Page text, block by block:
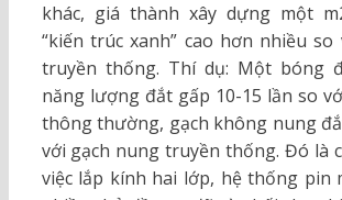
khác, giá thành xây dựng một
“kiến trúc xanh” cao hơn nhiều
truyền thống. Thí dụ: Một bóng
năng lượng đắt gấp 10-15 lần so
thông thường, gạch không nung
với gạch nung truyền thống. Đó là
việc lắp kính hai lớp, hệ thống pin